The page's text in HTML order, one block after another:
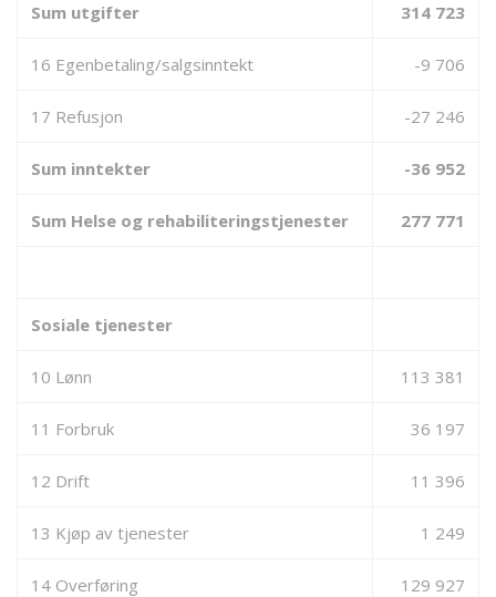
Sum utgifter 314 723
16 Egenbetaling/salgsinntekt -9 706
17 Refusjon -27 246
Sum inntekter -36 952
Sum Helse og rehabiliteringstjenester 277 771
Sosiale tjenester
10 Lønn 113 381
11 Forbruk 36 197
12 Drift 11 396
13 Kjøp av tjenester 1 249
14 Overføring 129 927